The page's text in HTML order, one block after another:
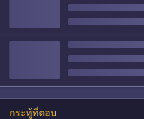
กระทู้ที่ตอบ